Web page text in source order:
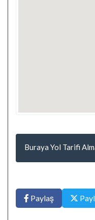
Buraya Yol Tarifi
Paylaş